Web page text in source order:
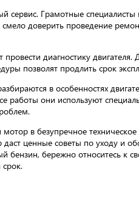
Грамотные специалисты
доверить проведение
диагностику
позволят продлить срок
в особенностях
они используют
в безупречное
ценные советы по уходу и
бензин, бережно относитесь к
срок.